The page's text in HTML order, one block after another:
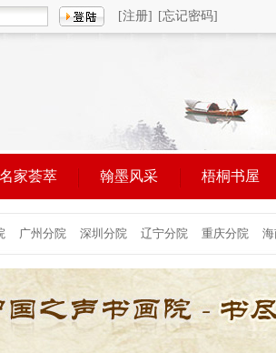
[注册] [忘记密码]
名家荟萃 翰墨风采 梧桐书屋